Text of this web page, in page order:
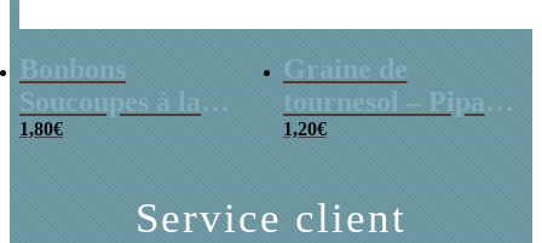
Bonbons
Soucoupes à la
poudre (x20)
1,80€
Graine de
tournesol – Pipas
x 3
1,20€
Service client